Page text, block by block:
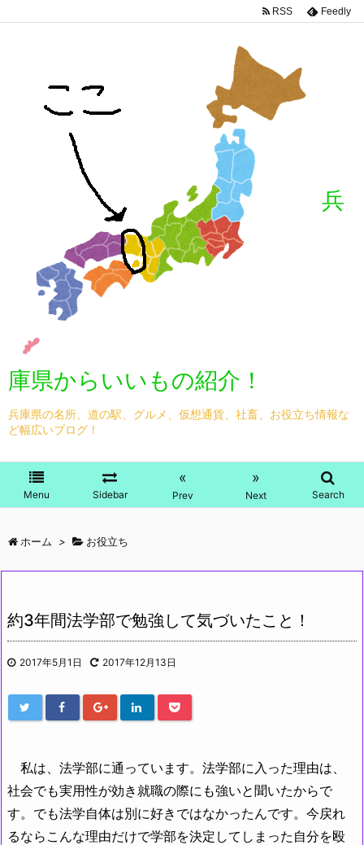
兵
庫県からいいもの紹介！
兵庫県の名所、道の駅、グルメ、仮想通貨、社畜、お役立ち情報な
ど幅広いブログ！
Menu Sidebar
«
Prev
»
Next Search
RSS Feedly
ホーム > お役立ち
約3年間法学部で勉強して気づいたこと！
2017年5月1日 2017年12月13日
私は、法学部に通っています。法学部に入った理由は、
社会でも実用性が効き就職の際にも強いと聞いたからで
す。でも法学自体は別に好きではなかったんです。今戻れ
るならこんな理由だけで学部を決定してしまった自分を殴